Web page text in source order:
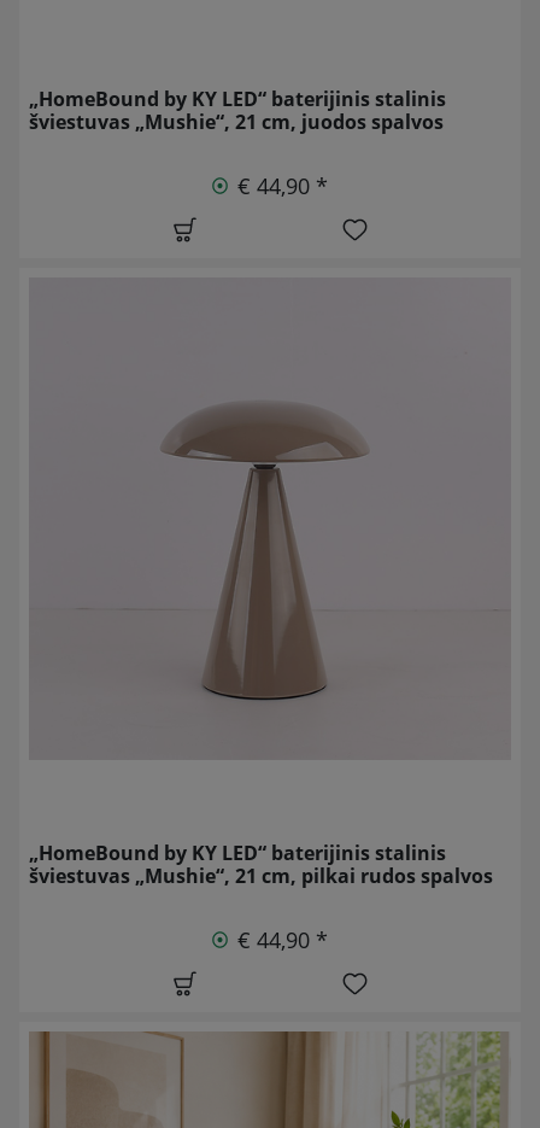
„HomeBound by KY LED“ baterijinis stalinis
šviestuvas „Mushie“, 21 cm, juodos spalvos
€ 44,90 *
„HomeBound by KY LED“ baterijinis stalinis
šviestuvas „Mushie“, 21 cm, pilkai rudos spalvos
€ 44,90 *